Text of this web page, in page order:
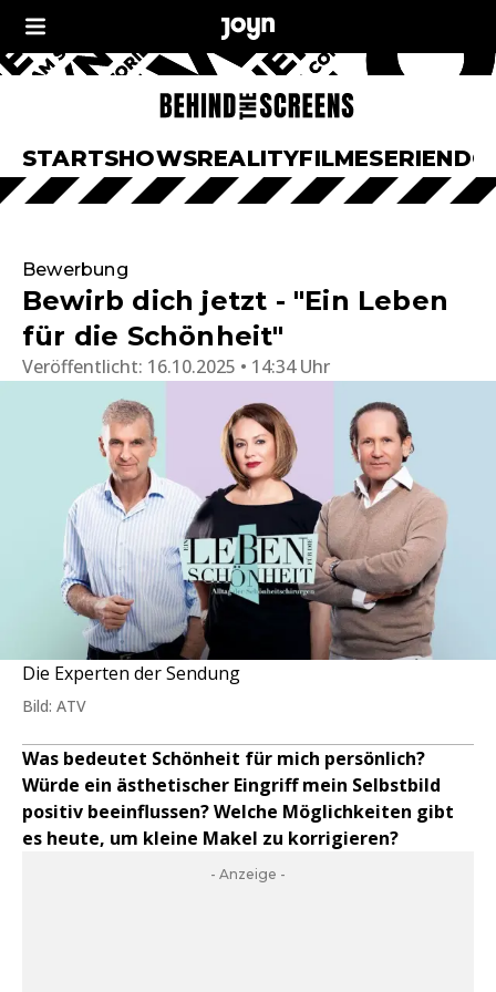
STARTSHOWSREALITYFILMESERIEN
Bewerbung
Bewirb dich jetzt - "Ein Leben
für die Schönheit"
Veröffentlicht: 16.10.2025 • 14:34 Uhr
Die Experten der Sendung
Bild: ATV
Was bedeutet Schönheit für mich persönlich?
Würde ein ästhetischer Eingriff mein Selbstbild
positiv beeinflussen? Welche Möglichkeiten gibt
es heute, um kleine Makel zu korrigieren?
- Anzeige -